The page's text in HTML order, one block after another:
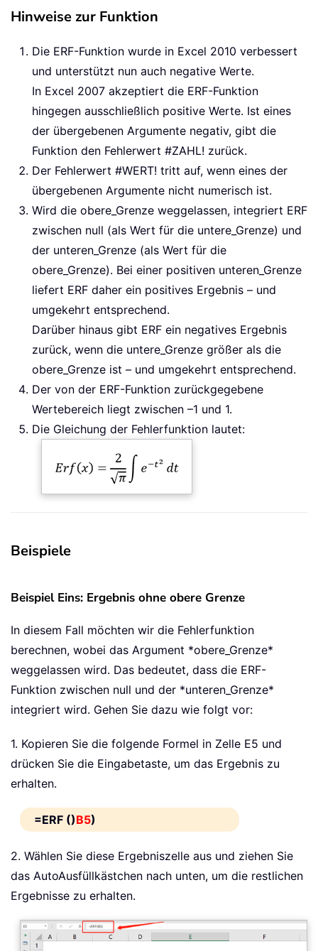
Hinweise zur Funktion
Die ERF-Funktion wurde in Excel 2010 verbessert
und unterstützt nun auch negative Werte.
In Excel 2007 akzeptiert die ERF-Funktion
hingegen ausschließlich positive Werte. Ist eines
der übergebenen Argumente negativ, gibt die
Funktion den Fehlerwert #ZAHL! zurück.
Der Fehlerwert #WERT! tritt auf, wenn eines der
übergebenen Argumente nicht numerisch ist.
Wird die obere_Grenze weggelassen, integriert ERF
zwischen null (als Wert für die untere_Grenze) und
der unteren_Grenze (als Wert für die
obere_Grenze). Bei einer positiven unteren_Grenze
liefert ERF daher ein positives Ergebnis – und
umgekehrt entsprechend.
Darüber hinaus gibt ERF ein negatives Ergebnis
zurück, wenn die untere_Grenze größer als die
obere_Grenze ist – und umgekehrt entsprechend.
Der von der ERF-Funktion zurückgegebene
Wertebereich liegt zwischen –1 und 1.
Die Gleichung der Fehlerfunktion lautet:
Beispiele
Beispiel Eins: Ergebnis ohne obere Grenze
In diesem Fall möchten wir die Fehlerfunktion
berechnen, wobei das Argument *obere_Grenze*
weggelassen wird. Das bedeutet, dass die ERF-
Funktion zwischen null und der *unteren_Grenze*
integriert wird. Gehen Sie dazu wie folgt vor:
1. Kopieren Sie die folgende Formel in Zelle E5 und
drücken Sie die Eingabetaste, um das Ergebnis zu
erhalten.
=ERF ()B5)
2. Wählen Sie diese Ergebniszelle aus und ziehen Sie
das AutoAusfüllkästchen nach unten, um die restlichen
Ergebnisse zu erhalten.